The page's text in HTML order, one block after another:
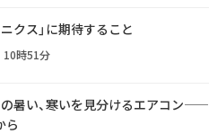
クス」に期待すること
10時51分
暑い、寒いを見分けるエアコン――
ら